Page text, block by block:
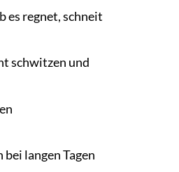
es regnet, schneit
schwitzen und
langen Tagen